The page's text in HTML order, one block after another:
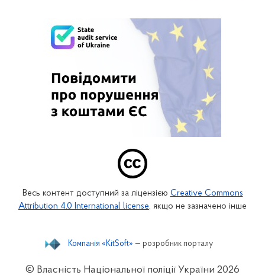
Весь контент доступний за ліцензією Creative Commons
Attribution 4.0 International license, якщо не зазначено інше
© Власність Національної поліції України 2026
Компанія «KitSoft» — розробник порталу